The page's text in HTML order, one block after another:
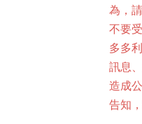
為，
不要
多多
訊息
造成
告知